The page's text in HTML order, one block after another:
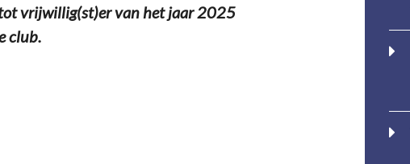
vrijwillig(st)er van het jaar 2025
club.